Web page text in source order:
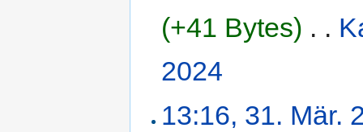
(+41 Bytes) . .
2024
13:16, 31. Mär.